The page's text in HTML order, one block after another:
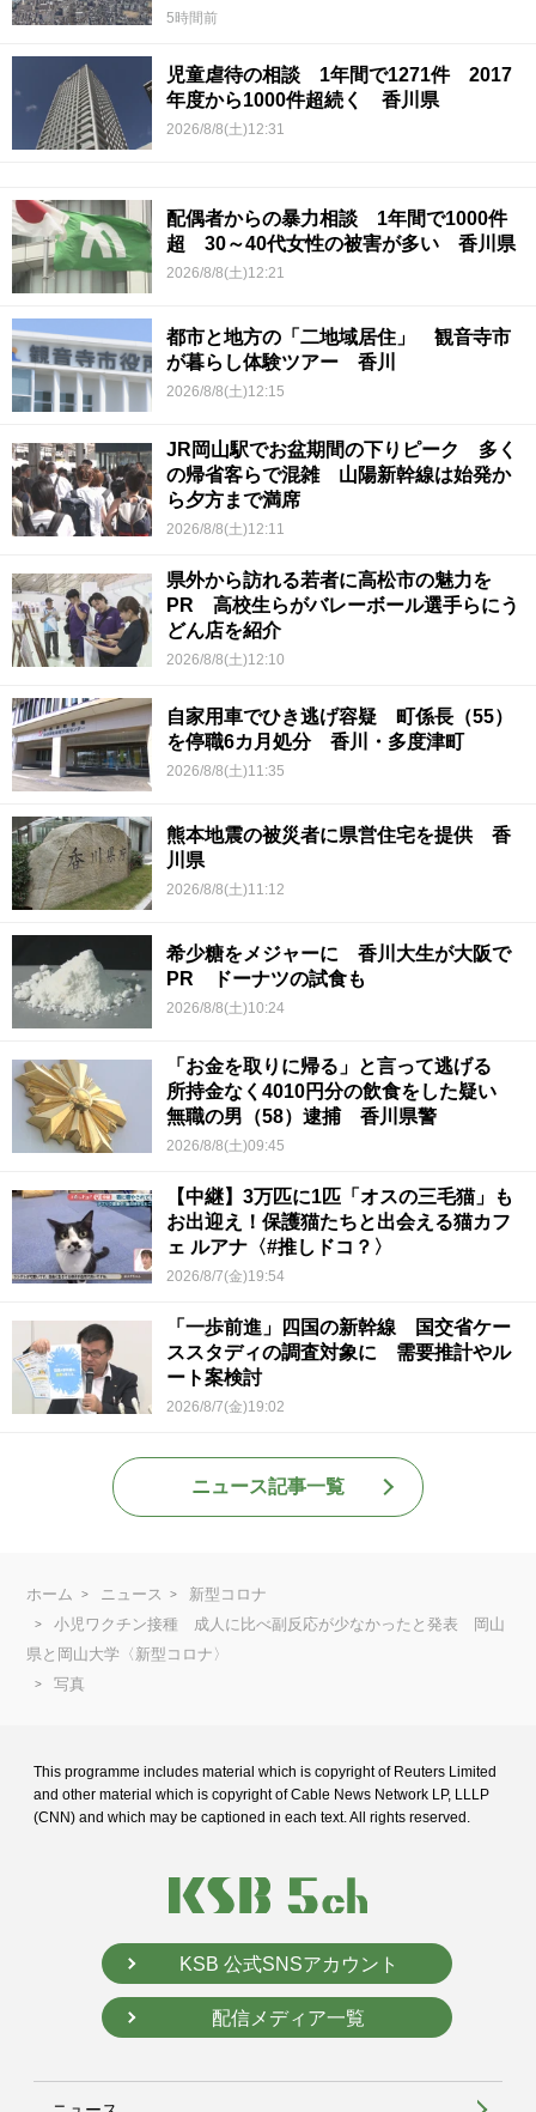
5時間前
児童虐待の相談 1年間で1271件 2017
年度から1000件超続く 香川県
2026/8/8(土)12:31
配偶者からの暴力相談 1年間で1000件
超 30～40代女性の被害が多い 香川県
2026/8/8(土)12:21
都市と地方の「二地域居住」 観音寺市
が暮らし体験ツアー 香川
2026/8/8(土)12:15
JR岡山駅でお盆期間の下りピーク 多く
の帰省客らで混雑 山陽新幹線は始発か
ら夕方まで満席
2026/8/8(土)12:11
県外から訪れる若者に高松市の魅力を
PR 高校生らがバレーボール選手らにう
どん店を紹介
2026/8/8(土)12:10
自家用車でひき逃げ容疑 町係長（55）
を停職6カ月処分 香川・多度津町
2026/8/8(土)11:35
熊本地震の被災者に県営住宅を提供 香
川県
2026/8/8(土)11:12
希少糖をメジャーに 香川大生が大阪で
PR ドーナツの試食も
2026/8/8(土)10:24
「お金を取りに帰る」と言って逃げる
所持金なく4010円分の飲食をした疑い
無職の男（58）逮捕 香川県警
2026/8/8(土)09:45
【中継】3万匹に1匹「オスの三毛猫」も
お出迎え！保護猫たちと出会える猫カフ
ェ ルアナ〈#推しドコ？〉
2026/8/7(金)19:54
「一歩前進」四国の新幹線 国交省ケー
ススタディの調査対象に 需要推計やル
ート案検討
2026/8/7(金)19:02
ニュース記事一覧
ホーム ニュース
新型コロナ
小児ワクチン接種 成人に比べ副反応が少なかったと発表 岡山
県と岡山大学〈新型コロナ〉
写真
This programme includes material which is copyright of Reuters Limited
and other material which is copyright of Cable News Network LP, LLLP
(CNN) and which may be captioned in each text. All rights reserved.
KSB 公式SNSアカウント
配信メディア一覧